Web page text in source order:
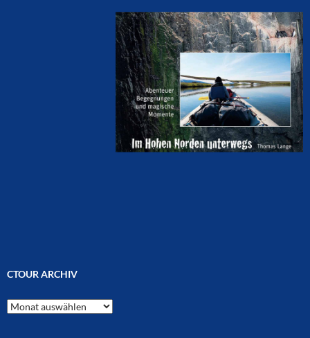
CTOUR ARCHIV
CTOUR
Archiv